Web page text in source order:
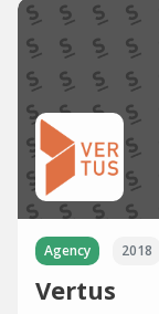
Agency 2018
Vertus